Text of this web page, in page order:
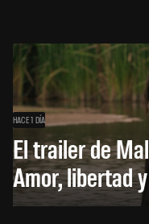
HACE 1 DÍA
El trailer de
Amor, libertad